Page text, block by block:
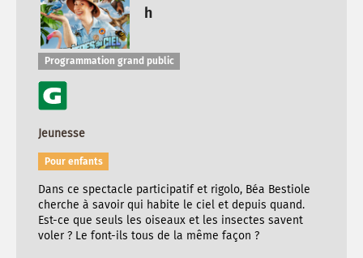
h
Programmation grand public
Jeunesse
Pour enfants
Dans ce spectacle participatif et rigolo, Béa Bestiole
cherche à savoir qui habite le ciel et depuis quand.
Est-ce que seuls les oiseaux et les insectes savent
voler ? Le font-ils tous de la même façon ?